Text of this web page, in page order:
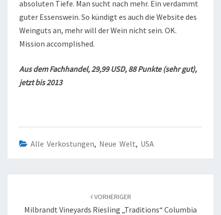
absoluten Tiefe. Man sucht nach mehr. Ein verdammt
guter Essenswein. So kündigt es auch die Website des
Weinguts an, mehr will der Wein nicht sein. OK.
Mission accomplished.
Aus dem Fachhandel, 29,99 USD, 88 Punkte (sehr gut),
jetzt bis 2013
Alle Verkostungen, Neue Welt, USA
VORHERIGER
Milbrandt Vineyards Riesling „Traditions“ Columbia